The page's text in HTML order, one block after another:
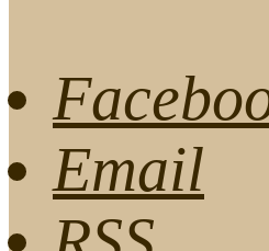
Email